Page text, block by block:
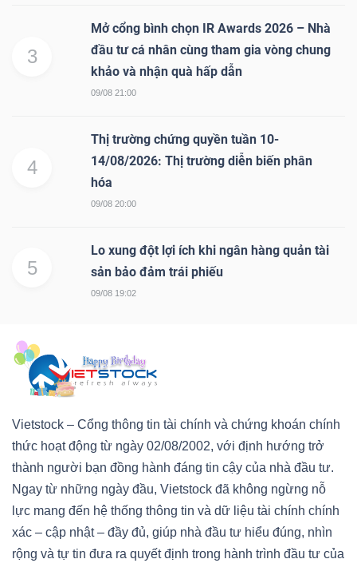
3
Mở cổng bình chọn IR Awards 2026 – Nhà
đầu tư cá nhân cùng tham gia vòng chung
khảo và nhận quà hấp dẫn
09/08 21:00
4
Thị trường chứng quyền tuần 10-
14/08/2026: Thị trường diễn biến phân
hóa
09/08 20:00
5
Lo xung đột lợi ích khi ngân hàng quản tài
sản bảo đảm trái phiếu
09/08 19:02
Vietstock – Cổng thông tin tài chính và chứng khoán chính
thức hoạt động từ ngày 02/08/2002, với định hướng trở
thành người bạn đồng hành đáng tin cậy của nhà đầu tư.
Ngay từ những ngày đầu, Vietstock đã không ngừng nỗ
lực mang đến hệ thống thông tin và dữ liệu tài chính chính
xác – cập nhật – đầy đủ, giúp nhà đầu tư hiểu đúng, nhìn
rộng và tự tin đưa ra quyết định trong hành trình đầu tư của
Tất cả Người nội bộ Người liên quan Cổ đông lớn
giả
Báo
cáo
phân
tích
(-)
Thuật
ngữ
(-)